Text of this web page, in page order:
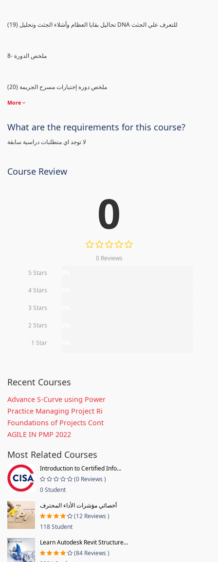
(19) تحاليل بقايا العظام وأشلاء الجثث وتحليل DNA للتعرف علي الجثث
8- ملخص الدورة
(20) ملخص دورة إختبارات مسرح الجريمة
More
What are the requirements for this course?
لا توجد اي متطلبات دراسية سابقة
Course Review
0
0 Reviews
5 Stars
4 Stars
3 Stars
2 Stars
1 Star
Recent Courses
Advance S-Curve using Power
Practice Managing Project Ri
Foundations of Projects Cont
AGILE IN PMP 2022
Most Related Courses
Introduction to Certified Info...
(0 Reviews )
0 Student
أخصائي مؤشرات الأداء المحترف
(12 Reviews )
118 Student
Learn Autodesk Revit Structure...
(84 Reviews )